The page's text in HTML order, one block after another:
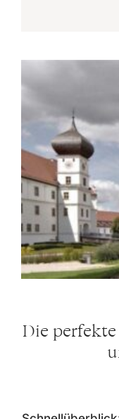
Die perfekte